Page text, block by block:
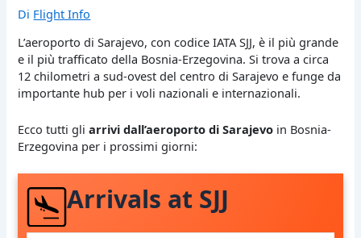
Di Flight Info
L’aeroporto di Sarajevo, con codice IATA SJJ, è il più grande
e il più trafficato della Bosnia-Erzegovina. Si trova a circa
12 chilometri a sud-ovest del centro di Sarajevo e funge da
importante hub per i voli nazionali e internazionali.
Ecco tutti gliarrivi dall’aeroporto di Sarajevo in Bosnia-
Erzegovina per i prossimi giorni:
Arrivals at SJJ